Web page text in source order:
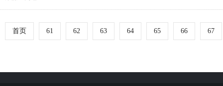
首页 61 62 63 64 65 66 67